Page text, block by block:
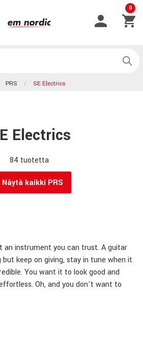
0
PRS SE Electrics
Electrics
84 tuotetta
Näytä kaikki PRS
an instrument you can trust. A guitar
keep on giving, stay in tune when it
You want it to look good and
Oh, and you don't want to